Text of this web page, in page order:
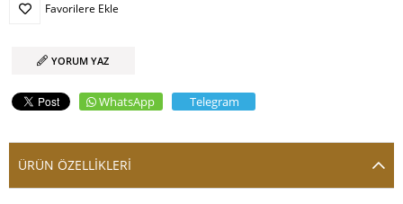
Favorilere Ekle
YORUM YAZ
WhatsApp Telegram
ÜRÜN ÖZELLIKLERI